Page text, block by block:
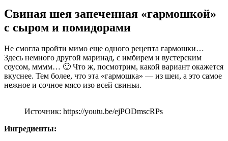
Свиная шея запеченная «гармошкой»
с сыром и помидорами
Не смогла пройти мимо еще одного рецепта гармошки…
Здесь немного другой маринад, с имбирем и вустерским
соусом, мммм… 🙂 Что ж, посмотрим, какой вариант окажется
вкуснее. Тем более, что эта «гармошка» — из шеи, а это самое
нежное и сочное мясо изо всей свиньи.
Источник: https://youtu.be/ejPODmscRPs
Ингредиенты: